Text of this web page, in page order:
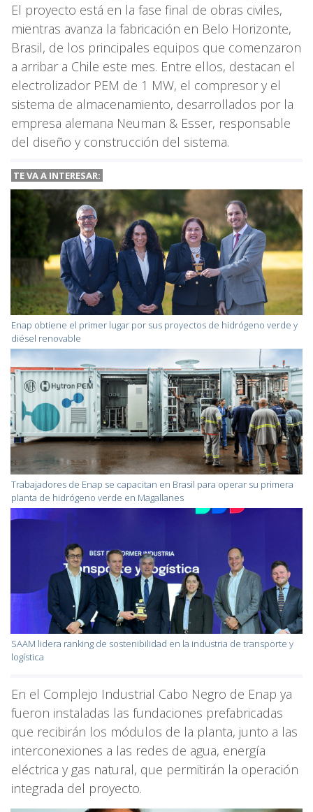
El proyecto está en la fase final de obras civiles,
mientras avanza la fabricación en Belo Horizonte,
Brasil, de los principales equipos que comenzaron
a arribar a Chile este mes. Entre ellos, destacan el
electrolizador PEM de 1 MW, el compresor y el
sistema de almacenamiento, desarrollados por la
empresa alemana Neuman & Esser, responsable
del diseño y construcción del sistema.
TE VA A INTERESAR:
Enap obtiene el primer lugar por sus proyectos de hidrógeno verde y
diésel renovable
Trabajadores de Enap se capacitan en Brasil para operar su primera
planta de hidrógeno verde en Magallanes
SAAM lidera ranking de sostenibilidad en la industria de transporte y
logística
En el Complejo Industrial Cabo Negro de Enap ya
fueron instaladas las fundaciones prefabricadas
que recibirán los módulos de la planta, junto a las
interconexiones a las redes de agua, energía
eléctrica y gas natural, que permitirán la operación
integrada del proyecto.